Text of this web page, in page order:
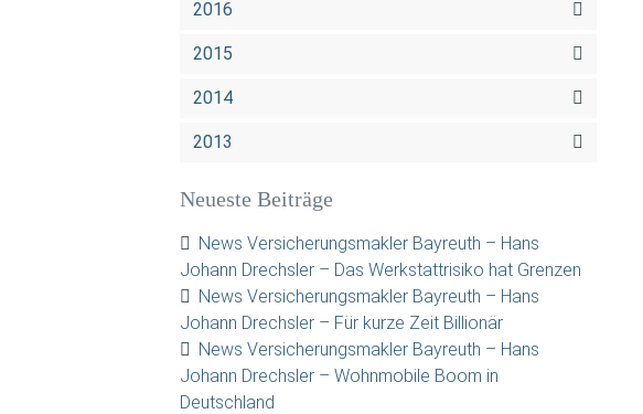
2016
2015
2014
2013
Neueste Beiträge
News Versicherungsmakler Bayreuth – Hans
Johann Drechsler – Das Werkstattrisiko hat Grenzen
News Versicherungsmakler Bayreuth – Hans
Johann Drechsler – Für kurze Zeit Billionär
News Versicherungsmakler Bayreuth – Hans
Johann Drechsler – Wohnmobile Boom in
Deutschland